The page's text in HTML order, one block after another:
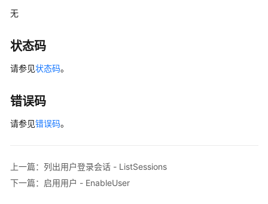
用
理
户
-
无
状态码
请参见状态码。
错误码
请参见错误码。
上一篇：列出用户登录会话 - ListSessions
下一篇：启用用户 - EnableUser